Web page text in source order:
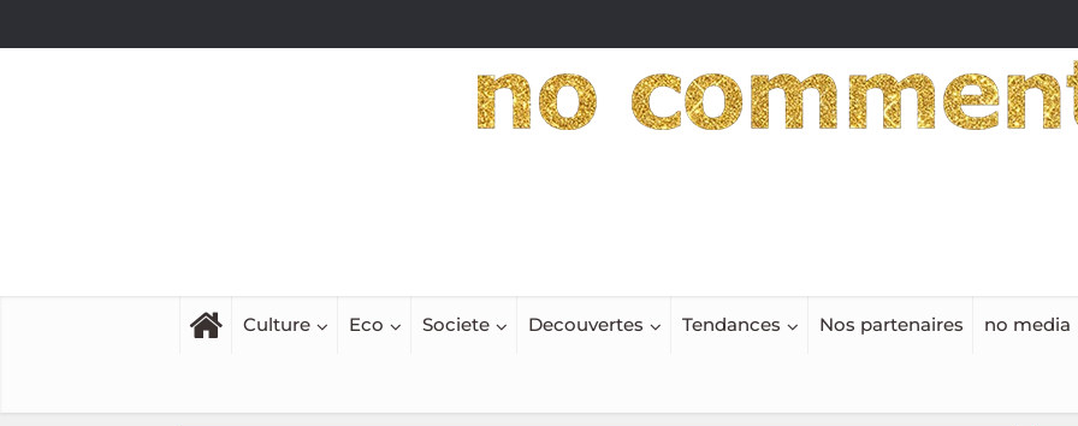
Culture Eco Societe Decouvertes Tendances Nos partenaires no media